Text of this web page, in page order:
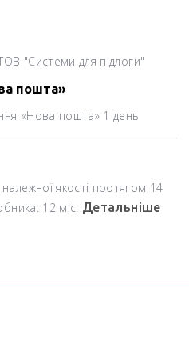
"Системи для підлоги"
пошта»
«Нова пошта» 1 день
якості протягом 14
12 міс. Детальніше